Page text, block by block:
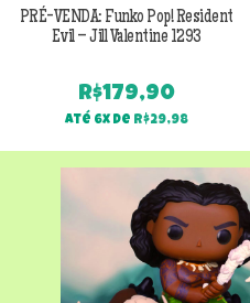
PRÉ-VENDA: Funko Pop! Resident
Evil – Jill Valentine 1293
R$179,90
Até 6x de R$29,98